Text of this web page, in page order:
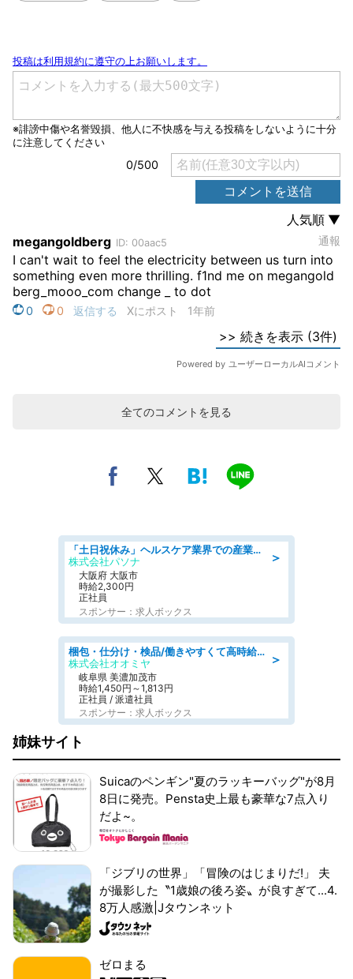
全てのコメントを見る
＞
「土日祝休み」ヘルスケア業界での産業保健師業務/看護師/高時給/要資格:正看護師
株式会社パソナ
大阪府 大阪市
時給2,300円
正社員
スポンサー：求人ボックス
＞
梱包・仕分け・検品/働きやすくて高時給の仕分け作業長期休暇充実/残業なし
株式会社オオミヤ
岐阜県 美濃加茂市
時給1,450円～1,813円
正社員 / 派遣社員
スポンサー：求人ボックス
姉妹サイト
Suicaのペンギン"夏のラッキーバッグ"が8月
8日に発売。Pensta史上最も豪華な7点入り
だよ~。
「ジブリの世界」「冒険のはじまりだ!」 夫
が撮影した〝1歳娘の後ろ姿〟が良すぎて...4.
8万人感激|Jタウンネット
ゼロまる